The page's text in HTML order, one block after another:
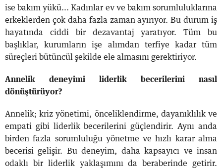
ise bakım yükü... Kadınlar ev ve bakım sorumluluklarına
erkeklerden çok daha fazla zaman ayırıyor. Bu durum iş
hayatında ciddi bir dezavantaj yaratıyor. Tüm bu
başlıklar, kurumların işe alımdan terfiye kadar tüm
süreçleri bütüncül şekilde ele almasını gerektiriyor.
Annelik deneyimi liderlik becerilerini nasıl
dönüştürüyor?
Annelik; kriz yönetimi, önceliklendirme, dayanıklılık ve
empati gibi liderlik becerilerini güçlendirir. Aynı anda
birden fazla sorumluluğu yönetme ve hızlı karar alma
becerisi gelişir. Bu deneyim, daha kapsayıcı ve insan
odaklı bir liderlik yaklaşımını da beraberinde getirir.